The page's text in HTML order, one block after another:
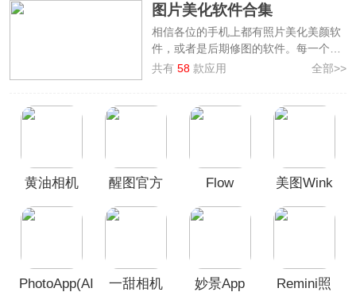
图片美化软件合集
相信各位的手机上都有照片美化美颜软
件，或者是后期修图的软件。每一个小
伙伴发图前都仔细的看过自己发送的图
软件哪个好用。
的功能，其中就有美图Wink画质修复软
件、美图秀秀、天天P图、轻图app等
己想要的手机美颜软件，这些软件全都
共有58 款应用 全部>>
黄油相机
醒图官方
Flow
美图Wink
PhotoApp(AI
一甜相机
妙景App
Remini照